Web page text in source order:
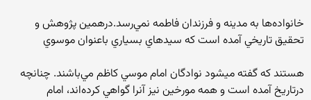
خانواده‌ها به مدينه و فرزندان فاطمه نمي‌رسد.درهمين پژوهش و
تحقيق تاريخي آمده است كه سيدهاي بسياري باعنوان موسوي
هستند كه گفته ميشود نوادگان امام موسي كاظم مي‌باشند. چنانچه
درتاريخ آمده است و همه مورخين نيز آنرا گواهي كرده‌اند، امام